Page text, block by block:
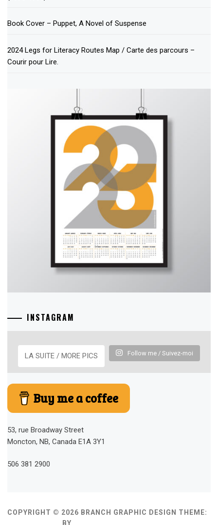
Book Cover – Puppet, A Novel of Suspense
2024 Legs for Literacy Routes Map / Carte des parcours –
Courir pour Lire.
INSTAGRAM
LA SUITE / MORE PICS Follow me / Suivez-moi
Buy me a coffee
53, rue Broadway Street
Moncton, NB, Canada E1A 3Y1
506 381 2900
COPYRIGHT © 2026 BRANCH GRAPHIC DESIGN THEME:
BY